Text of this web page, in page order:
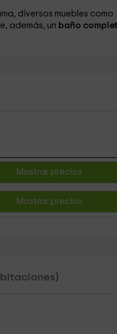
diversos muebles como
además, un baño
Mostrar precios
Mostrar precios